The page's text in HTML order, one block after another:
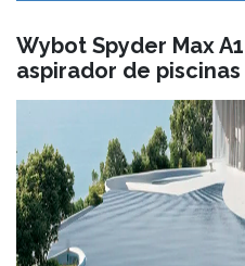
Wybot Spyder Max A1
aspirador de piscinas